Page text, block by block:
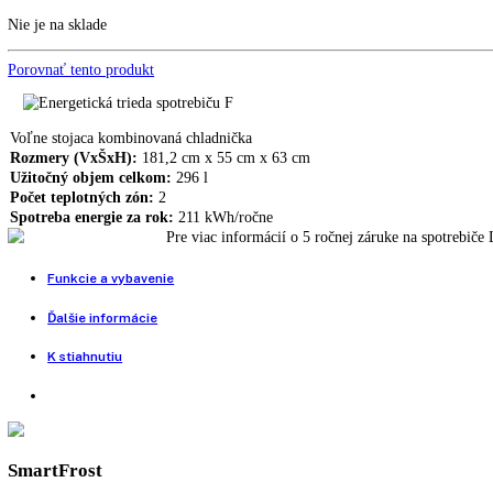
CU 3331
Kombinovaná chladnička LIEBHERR CU 2331
Kombinovaná chladnička LIEBHERR CUef 3331
489,00€
Porovnať tento produkt
Voľne stojaca kombinovaná chladnička
Užitočný objem celkom: